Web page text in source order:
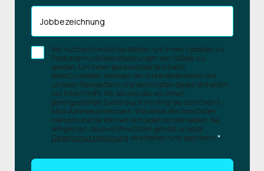
Jobbezeichnung
Wir nutzen Ihre Kontaktdaten, um Ihnen Updates zu
Produkten und Dienstleistungen von SoSafe zu
senden. Um Ihnen personalisierte Inhalte
bereitzustellen, erfassen wir Ihre Interaktionen mit
unseren Newslettern und verknüpfen dieses Verhalten
mit Ihrem Profil. Wir können die von Ihnen
bereitgestellten Daten auch mit Ihrer persönlichen E-
Mail-Adresse anreichern. Wir verkaufen Ihre Daten
niemals und Sie können sich jederzeit abmelden. Sie
willigen ein, dass wir Ihre Daten gemäß unserer
Datenschutzerklärungverarbeiten und speichern.*